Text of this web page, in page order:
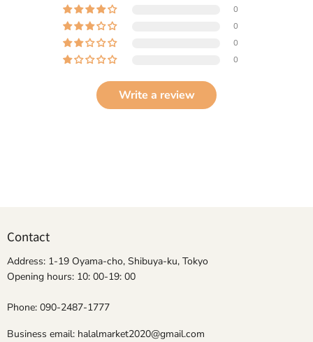
0
0
0
0
Write a review
Contact
Address: 1-19 Oyama-cho, Shibuya-ku, Tokyo
Opening hours: 10: 00-19: 00
Phone: 090-2487-1777
Business email: halalmarket2020@gmail.com